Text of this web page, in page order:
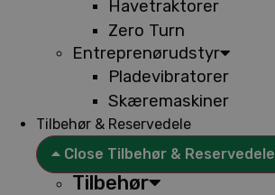
Havetraktorer
Zero Turn
Entreprenørudstyr
Pladevibratorer
Skæremaskiner
Tilbehør & Reservedele
Close Tilbehør & Reservedele
Tilbehør